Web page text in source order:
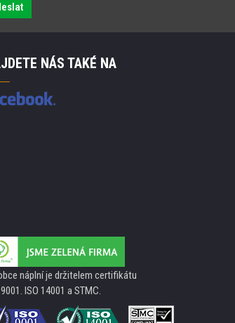
NÁS TAKÉ NA
náplní je držitelem certifikátu
9001. ISO 14001 a STMC.